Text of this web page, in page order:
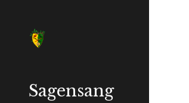
Sagensang